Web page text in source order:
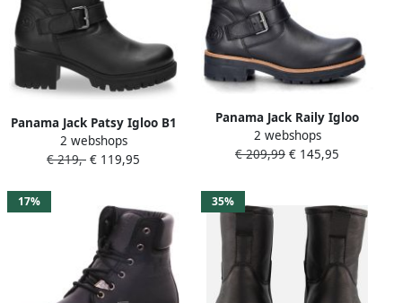
Panama Jack Patsy Igloo B1
Napa Negro Black
2 webshops
€ 219,- € 119,95
Panama Jack Raily Igloo
dames gevoerde boot Zwart
2 webshops
€ 209,99 € 145,95
17% 35%